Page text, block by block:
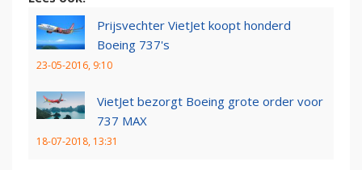
Prijsvechter VietJet koopt honderd
Boeing 737's
23-05-2016, 9:10
VietJet bezorgt Boeing grote order voor
737 MAX
18-07-2018, 13:31